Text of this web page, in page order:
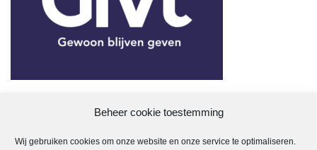
Beheer cookie toestemming
Wij gebruiken cookies om onze website en onze service te optimaliseren.